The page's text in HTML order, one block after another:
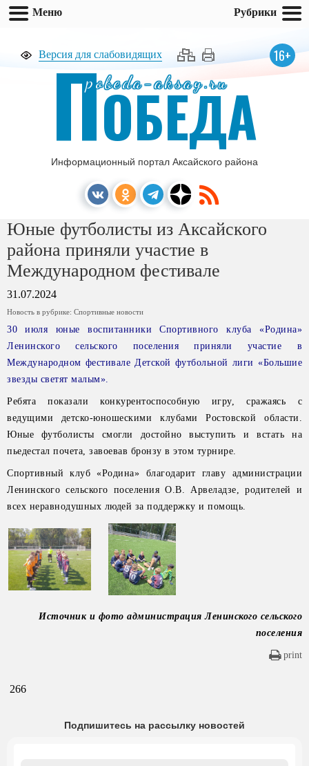
Версия для слабовидящих 16+
pobeda-aksay.ru
ПОБЕДА
Информационный портал Аксайского района
Юные футболисты из Аксайского
района приняли участие в
Международном фестивале
31.07.2024
Новость в рубрике: Спортивные новости
30 июля юные воспитанники Спортивного клуба «Родина»
Ленинского сельского поселения приняли участие в
Международном фестивале Детской футбольной лиги «Большие
звезды светят малым».
Ребята показали конкурентоспособную игру, сражаясь с
ведущими детско-юношескими клубами Ростовской области.
Юные футболисты смогли достойно выступить и встать на
пьедестал почета, завоевав бронзу в этом турнире.
Спортивный клуб «Родина» благодарит главу администрации
Ленинского сельского поселения О.В. Арвеладзе, родителей и
всех неравнодушных людей за поддержку и помощь.
Источник и фото администрация Ленинского сельского
поселения
print
266
Подпишитесь на рассылку новостей
Меню Рубрики